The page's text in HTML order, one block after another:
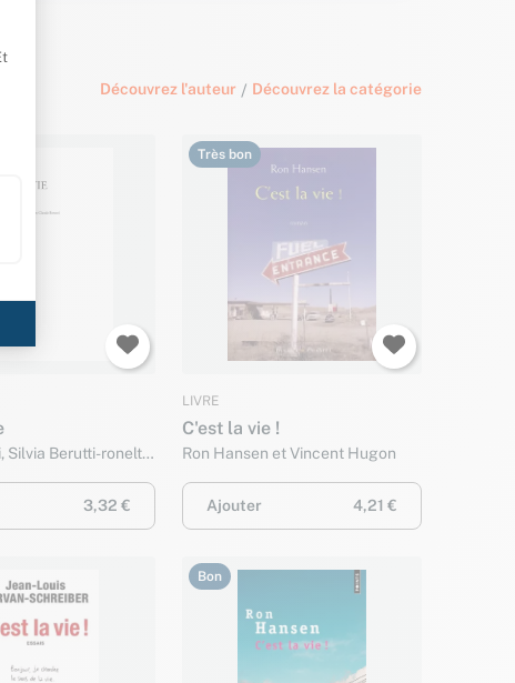
Découvrez l'auteur / Découvrez la catégorie
Silvia Berutti-ronelt
3,32 €
Très bon
LIVRE
C'est la vie !
Ron Hansen et Vincent Hugon
Ajouter 4,21 €
Bon